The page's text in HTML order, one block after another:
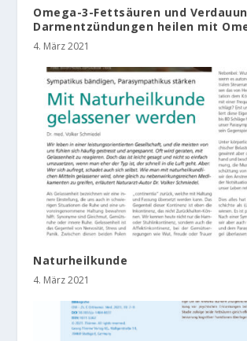
Omega-3-Fettsäuren und
Darmentzündungen heilen mit
4. März 2021
Naturheilkunde
4. März 2021